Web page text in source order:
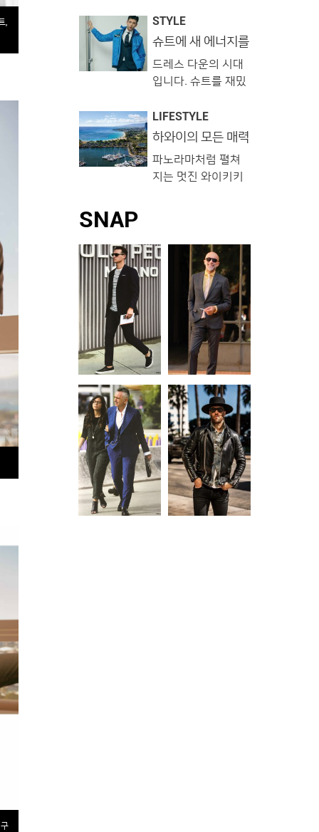
,
호스트의 거실에서
음악을 감상하기도
�
무 맛이 있음!! 🥳🥳
#소이소스라이스누
들 #쉬림프머니백덤
블림스 #알러이 #공
릉동 A post shared
(@yooomiiing) on
Nov 22, 2018 at
7:37pm PST 오랜
시간 아메리칸
니다. 부로일 View
this post on
Instagram ⭐️부로일
⭐️ 몰트위스키와 와
접할수있는 분위기
끝판왕‼️ 부로일에서
느껴보세요💕 #부로
일 #BROIL #부로일
압구정 #부로일청담
다는 기존의 이미지
와는 결이 다른 찻집
있는데요. 쉽게 접하
기 힘든 질 좋은 차와
에 차를 따르는 차예
사의 정갈한 퍼포먼
스까지. 숨막히는 도
심 속 차가 만들어내
View this post on
Instagram 한해가
벌써 4일 이나 지났
네요. 서두르지 […]
STYLE
슈트에 새 에너지를
드레스 다운의 시대
입니다. 슈트를 재밌
이 대세로 떠올랐죠.
이런 흐름에 발 맞춰
욱 재미있게 즐기는
방법을 준비했습니
로 즐겨봅시다.
IDEA 1 │ SPORTY
OUTERWEAR 슈트
의 새 친구가 생겼습
니다 차분한 성격의
친구는 잠시 잊어주
세요. 보기만 해도 에
너지가 넘치는 경쾌
한 성격의 친구가 필
요한 시기입니다. 눈
이 알알할 정도로 독
보적인 색감과 스포
LIFESTYLE
하와이의 모든 매력
린스 와이키키!
파노라마처럼 펼쳐
지는 멋진 와이키키
린스 와이키키. 이곳
에서 보내는 시간은
평소 쉽게 접할 수 없
었던 하와이의 모든
것을 선물받는 기회
를 선사합니다. 프린
스 와이키키에서 바
라다보이는 알라와
이 선착장과 알라모
아나 비치 파크. 하와
이의 모든 것을 담은
프린스 와이키키 새
하얀 백사장과 에메
랄드빛 태평양, 장엄
한 푸른 절벽 등 바라
보기만 해도 절로 감
탄하게 되는 하와이
SNAP